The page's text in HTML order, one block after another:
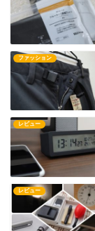
ファッション
レビュー
レビュー